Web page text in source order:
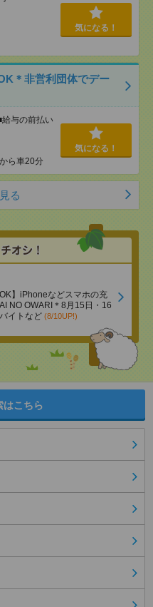
気になる！
＊非営利団体でデー
与の前払い
ら車20分
気になる！
る
】iPhoneなどスマホの充
NO OWARI＊8月15日・16
イトなど (8/10UP!)
はこちら